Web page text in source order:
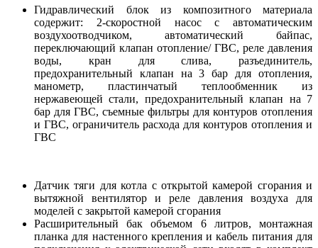
Гидравлический блок из композитного мате­риала
содержит: 2-скоростной насос с автома­тическим
воздухоотводчиком, автоматический байпас,
переключающий клапан отопление/ ГВС, реле давления
воды, кран для слива, разъ­единитель,
предохранительный клапан на 3 бар для отопления,
манометр, пластинчатый теплообменник из
нержавеющей стали, предо­хранительный клапан на 7
бар для ГВС, съем­ные фильтры для контуров отопления
и ГВС, ограничитель расхода для контуров отопления и
ГВС
Датчик тяги для котла с открытой камерой сго­рания и
вытяжной вентилятор и реле давления воздуха для
моделей с закрытой камерой сго­рания
Расширительный бак объемом 6 литров, мон­тажная
планка для настенного крепления и кабель питания для